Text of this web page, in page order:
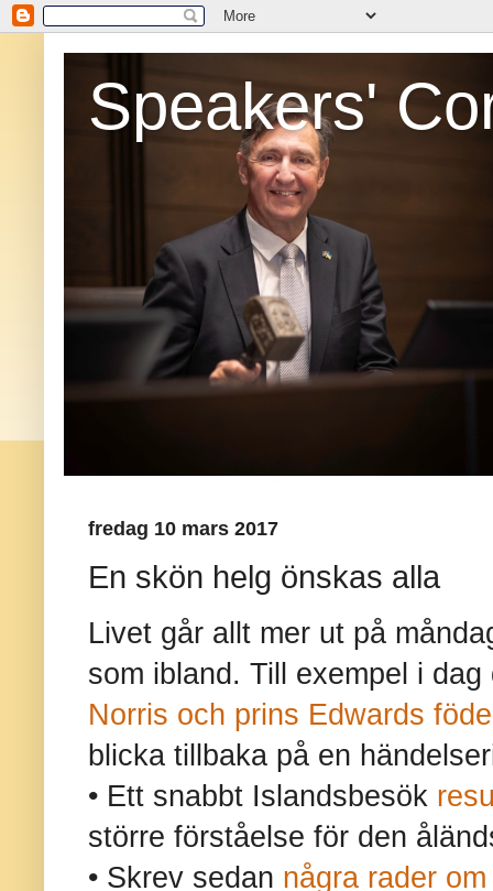
Speakers'
fredag 10 mars 2017
En skön helg önskas alla
Livet går allt mer ut på
som ibland. Till exempel i
Norris och prins Edwards
blicka tillbaka på en
• Ett snabbt Islandsbesök
större förståelse för den
• Skrev sedan några rader